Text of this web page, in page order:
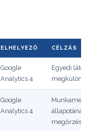
ELHELYEZŐ CÉLZÁS
Google
Analytics 4
Egyedi
Google
Analytics 4
Munkamenet
állapotának
megőrzése